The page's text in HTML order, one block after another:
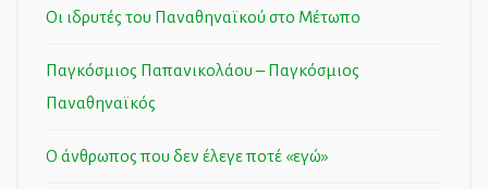
Οι ιδρυτές του Παναθηναϊκού στο Μέτωπο
Παγκόσμιος Παπανικολάου – Παγκόσμιος
Παναθηναϊκός
Ο άνθρωπος που δεν έλεγε ποτέ «εγώ»